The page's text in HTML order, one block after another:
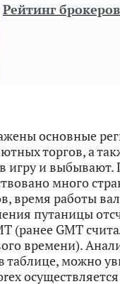
Рейтинг
основные
торгов, а
игру и выбывают.
много
время работы
путаницы
(ранее GMT
времени).
можно
осуществляется